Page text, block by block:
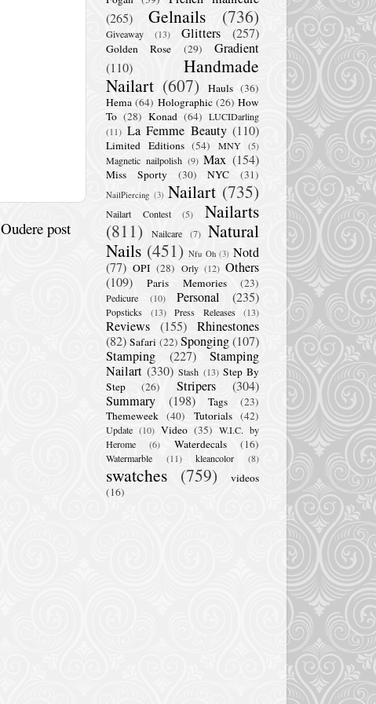
Oudere post
(265)
Gelnails (736)
Giveaway (13) Glitters (257)
Golden Rose (29)
Gradient
(110)
Handmade
Nailart (607) Hauls (36)
Hema (64) Holographic (26) How
To (28) Konad (64) LUCIDarling
(11) La Femme Beauty (110)
Limited Editions (54) MNY (5)
Magnetic nailpolish (9) Max (154)
Miss Sporty (30) NYC (31)
NailPiercing (3) Nailart (735)
Nailart Contest (5)
Nailarts
(811)
Nailcare (7) Natural
Nails (451) Nfu Oh (3) Notd
(77) OPI (28) Orly (12) Others
(109)
Paris Memories (23)
Pedicure (10) Personal (235)
Popsticks (13) Press Releases (13)
Reviews (155) Rhinestones
(82) Safari (22) Sponging(107)
Stamping
(227)
Stamping
Nailart (330) Stash (13) Step By
Step
(26) Stripers
(304)
Summary
(198) Tags
(23)
Themeweek (40) Tutorials (42)
Update (10) Video (35) W.I.C. by
Herome
(6) Waterdecals (16)
Watermarble (11) kleancolor (8)
swatches (759)
videos
(16)